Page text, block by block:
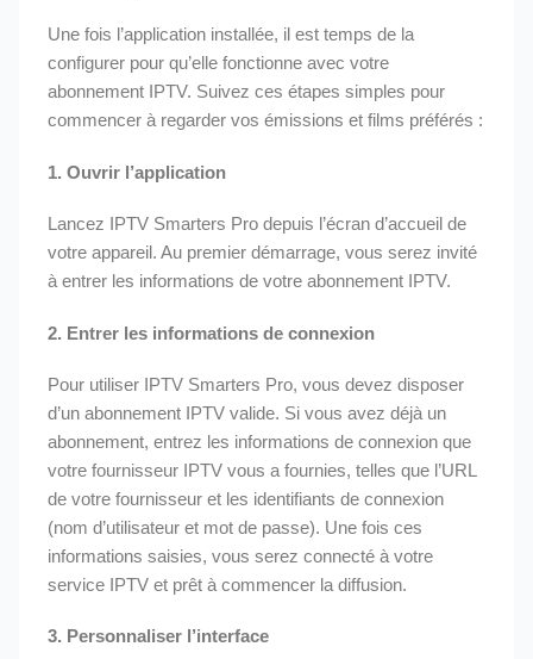
Une fois l’application installée, il est temps de la
configurer pour qu’elle fonctionne avec votre
abonnement IPTV. Suivez ces étapes simples pour
commencer à regarder vos émissions et films préférés :
1.Ouvrir l’application
Lancez IPTV Smarters Pro depuis l’écran d’accueil de
votre appareil. Au premier démarrage, vous serez invité
à entrer les informations de votre abonnement IPTV.
2. Entrer les informations de connexion
Pour utiliser IPTV Smarters Pro, vous devez disposer
d’un abonnement IPTV valide. Si vous avez déjà un
abonnement, entrez les informations de connexion que
votre fournisseur IPTV vous a fournies, telles que l’URL
de votre fournisseur et les identifiants de connexion
(nom d’utilisateur et mot de passe). Une fois ces
informations saisies, vous serez connecté à votre
service IPTV et prêt à commencer la diffusion.
3. Personnaliser l’interface